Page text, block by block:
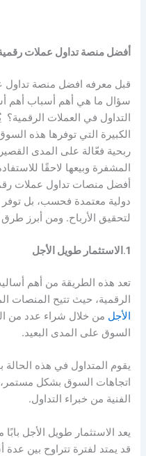
أفضل منصة تداول عملات
قبل معرفه افضل منصة تداول
سؤال ما هي أهم أسباب أهم
التداول في العملات
الكبيرة التي توفرها هذه
ربحية فعّالة على المدى
المشفرة وبيعها لاحقًا
أفضل منصات تداول عملات
دولية معتمدة فحسب، بل توفر
لتحقيق الأرباح. ومن أبرز
1
.الاستثمار طويل الأجل
تعد هذه الطريقة من أهم
الرقمية، حيث تتيح المنصات
الأجل من خلال شراء عدد من
السوق على المدى البعيد.
يقوم المتداول في هذه الحالة
اتجاهات السوق بشكل مستمر،
الفنية من خبراء التداول.
يعد الاستثمار طويل الأجل بابًا
قد يمتد لفترة تتراوح بين